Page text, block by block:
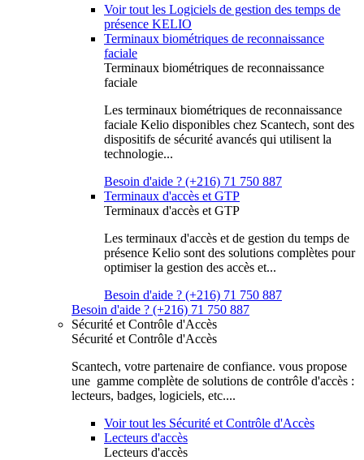
Voir tout les Logiciels de gestion des temps de
présence KELIO
Terminaux biométriques de reconnaissance
faciale
Terminaux biométriques de reconnaissance
faciale
Les terminaux biométriques de reconnaissance
faciale Kelio disponibles chez Scantech, sont des
dispositifs de sécurité avancés qui utilisent la
technologie...
Besoin d'aide ? (+216) 71 750 887
Terminaux d'accès et GTP
Terminaux d'accès et GTP
Les terminaux d'accès et de gestion du temps de
présence Kelio sont des solutions complètes pour
optimiser la gestion des accès et...
Besoin d'aide ? (+216) 71 750 887
Besoin d'aide ? (+216) 71 750 887
Sécurité et Contrôle d'Accès
Sécurité et Contrôle d'Accès
Scantech, votre partenaire de confiance. vous propose
une gamme complète de solutions de contrôle d'accès :
lecteurs, badges, logiciels, etc....
Voir tout les Sécurité et Contrôle d'Accès
Lecteurs d'accès
Lecteurs d'accès